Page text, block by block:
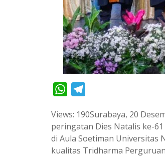
W
a
t
s
l
e
g
Views: 190Surabaya, 20
peringatan Dies Natalis ke-
di Aula Soetiman Universitas
kualitas Tridharma